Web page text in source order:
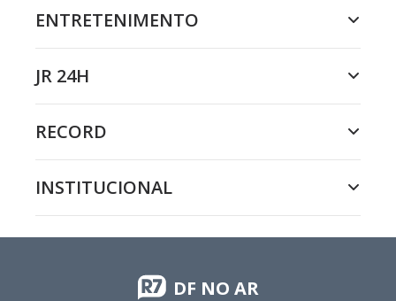
ENTRETENIMENTO
JR 24H
RECORD
INSTITUCIONAL
DF NO AR